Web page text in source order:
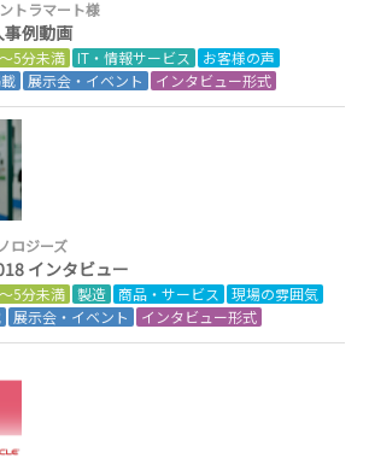
トラマート様
例動画
5分未満 IT・情報サービス
お客様の声
展示会・イベント インタビュー形式
ロジーズ
インタビュー
5分未満 製造 商品・サービス
現場の雰囲気
展示会・イベント インタビュー形式